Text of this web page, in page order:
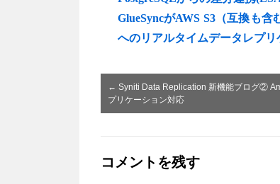
GlueSyncがAWS S3（互換も
へのリアルタイムデータレプ
← Syniti Data Replication 新機能ブログ②
プリケーション対応
コメントを残す